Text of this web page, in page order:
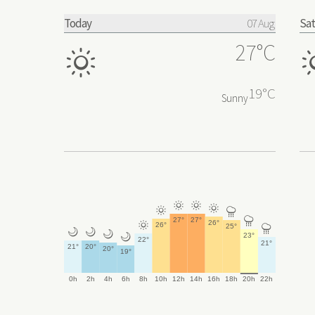
Today 07 Aug
27°C
19°C
Sunny
21° 20° 20° 19°
22°
26°
27° 27° 26°
25°
23°
21°
0h 2h 4h 6h 8h 10h 12h 14h 16h 18h 20h 22h
w w w w
e
e e e e
6
6
6